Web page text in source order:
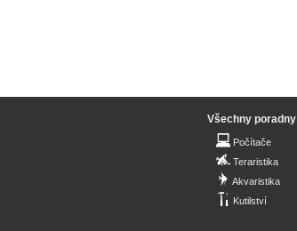
Všechny poradny
Počítače
Teraristika
Akvaristika
Kutilství